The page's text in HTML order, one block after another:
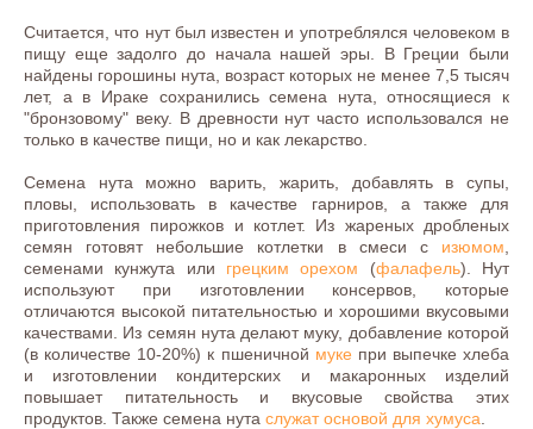
Считается, что нут был известен и употреблялся человеком в
пищу еще задолго до начала нашей эры. В Греции были
найдены горошины нута, возраст которых не менее 7,5 тысяч
лет, а в Ираке сохранились семена нута, относящиеся к
"бронзовому" веку. В древности нут часто использовался не
только в качестве пищи, но и как лекарство.
Семена нута можно варить, жарить, добавлять в супы,
пловы, использовать в качестве гарниров, а также для
приготовления пирожков и котлет. Из жареных дробленых
семян готовят небольшие котлетки в смеси с изюмом
семенами кунжута или грецким орехом (фалафель). Нут
используют при изготовлении консервов, которые
отличаются высокой питательностью и хорошими вкусовыми
качествами. Из семян нута делают муку, добавление которой
(в количестве 10-20%) к пшеничной мукепри выпечке хлеба
и изготовлении кондитерских и макаронных изделий
повышает питательность и вкусовые свойства этих
продуктов. Также семена нута служат основой для хумуса